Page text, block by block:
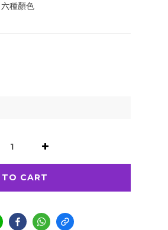
種顏色
CART